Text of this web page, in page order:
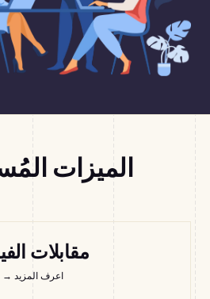
الميزات
مقابلات
اعرف المزيد →